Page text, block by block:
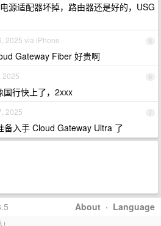
源适配器坏掉，路由器还是好的，USG
5
2025 via iPhone
Gateway Fiber 好贵啊
6
2025
国行快上了，2xxx
7
2025
备入手 Cloud Gateway Ultra 了
About · Language
!